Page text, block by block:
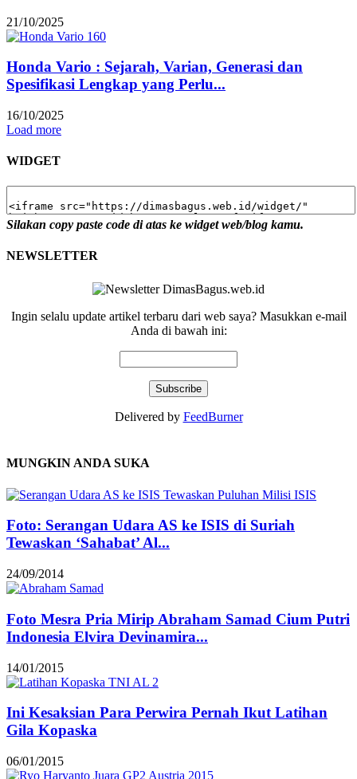
21/10/2025
Honda Vario : Sejarah, Varian, Generasi dan
Spesifikasi Lengkap yang Perlu...
16/10/2025
Load more
WIDGET
Silakan copy paste code di atas ke widget web/blog kamu.
NEWSLETTER
Ingin selalu update artikel terbaru dari web saya? Masukkan e-mail
Anda di bawah ini:
Delivered by FeedBurner
MUNGKIN ANDA SUKA
Foto: Serangan Udara AS ke ISIS di Suriah
Tewaskan ‘Sahabat’ Al...
24/09/2014
Foto Mesra Pria Mirip Abraham Samad Cium Putri
Indonesia Elvira Devinamira...
14/01/2015
Ini Kesaksian Para Perwira Pernah Ikut Latihan
Gila Kopaska
06/01/2015